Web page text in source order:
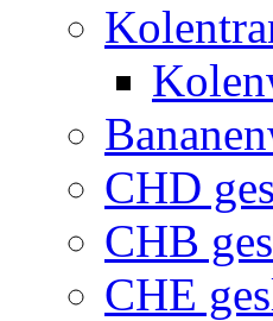
CHD
CHB
CHE